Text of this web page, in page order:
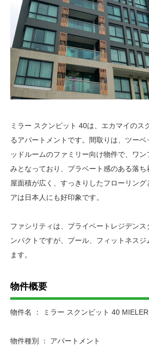
ミラー スクンビット 40は、エカマイのス
るアパートメントです。間取りは、ツー
ッドルームのファミリー向け物件で、ワ
みとなっており、プラベート感のある落
屋面積が広く、すっきりしたフローリング
アは日本人にも好印象です。
ファシリティは、プライベートレジデンス
ンパクトですが、プール、フィットネス
ます。
物件概要
物件名 ： ミラー スクンビット 40
物件種別 ： アパートメント